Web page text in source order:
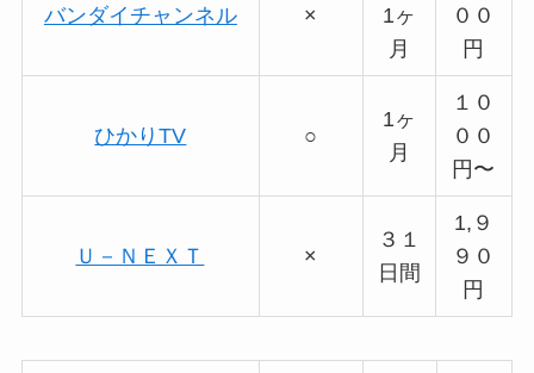
バンダイチャンネル ×
1ヶ
月
００
円
ひかりTV ○
1ヶ
月
１０
００
円〜
Ｕ－ＮＥＸＴ ×
３１
日間
1,９
９０
円